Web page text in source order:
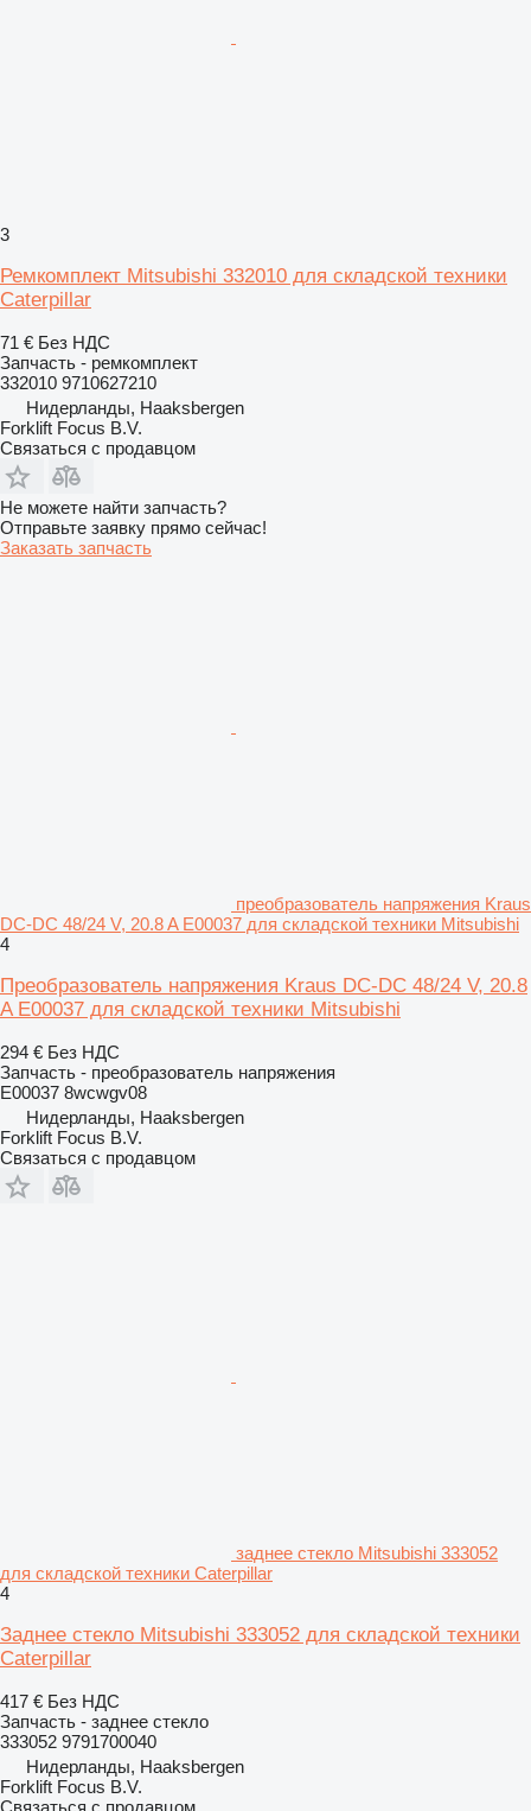
3
Ремкомплект Mitsubishi 332010 для складской техники
Caterpillar
71 € Без НДС
Запчасть - ремкомплект
332010 9710627210
Нидерланды, Haaksbergen
Forklift Focus B.V.
Связаться с продавцом
Не можете найти запчасть?
Отправьте заявку прямо сейчас!
Заказать запчасть
преобразователь напряжения Kraus
DC-DC 48/24 V, 20.8 A E00037 для складской техники Mitsubishi
4
Преобразователь напряжения Kraus DC-DC 48/24 V, 20.8
A E00037 для складской техники Mitsubishi
294 € Без НДС
Запчасть - преобразователь напряжения
E00037 8wcwgv08
Нидерланды, Haaksbergen
Forklift Focus B.V.
Связаться с продавцом
заднее стекло Mitsubishi 333052
для складской техники Caterpillar
4
Заднее стекло Mitsubishi 333052 для складской техники
Caterpillar
417 € Без НДС
Запчасть - заднее стекло
333052 9791700040
Нидерланды, Haaksbergen
Forklift Focus B.V.
Связаться с продавцом